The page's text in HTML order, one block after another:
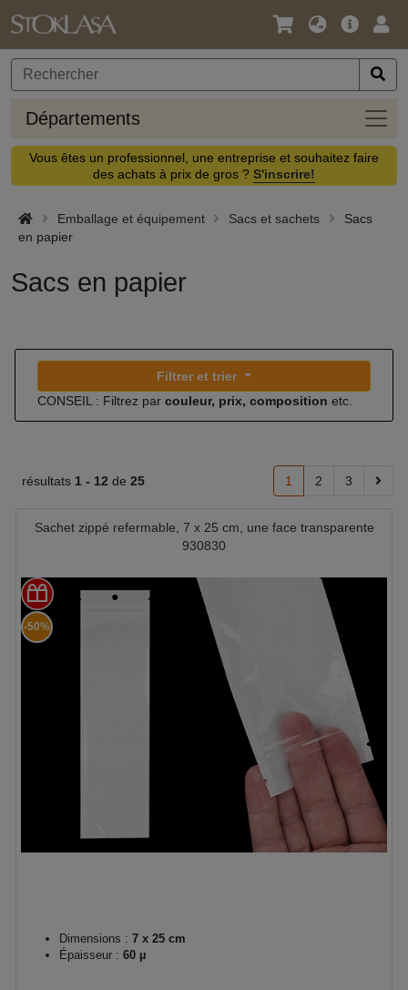
Langue
Devise
Offre
Départements
Vous êtes un professionnel, une entreprise et souhaitez faire
des achats à prix de gros ? S'inscrire!
Emballage et équipement Sacs et sachets
Sacs
en papier
Sacs en papier
Filtrer et trier
CONSEIL : Filtrez par couleur, prix, composition etc.
résultats 1 - 12 de 25 1 2 3
Sachet zippé refermable, 7 x 25 cm, une face transparente
930830
-50%
Dimensions : 7 x 25 cm
Épaisseur : 60 µ